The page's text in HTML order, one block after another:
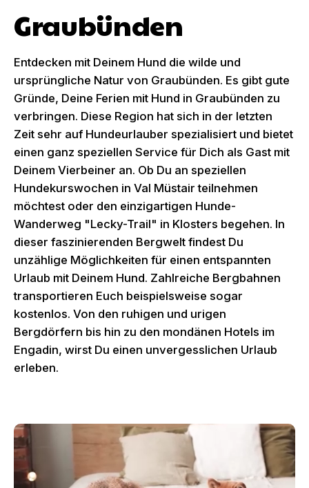
Graubünden
Entdecken mit Deinem Hund die wilde und
ursprüngliche Natur von Graubünden. Es gibt gute
Gründe, Deine Ferien mit Hund in Graubünden zu
verbringen. Diese Region hat sich in der letzten
Zeit sehr auf Hundeurlauber spezialisiert und bietet
einen ganz speziellen Service für Dich als Gast mit
Deinem Vierbeiner an. Ob Du an speziellen
Hundekurswochen in Val Müstair teilnehmen
möchtest oder den einzigartigen Hunde-
Wanderweg "Lecky-Trail" in Klosters begehen. In
dieser faszinierenden Bergwelt findest Du
unzählige Möglichkeiten für einen entspannten
Urlaub mit Deinem Hund. Zahlreiche Bergbahnen
transportieren Euch beispielsweise sogar
kostenlos. Von den ruhigen und urigen
Bergdörfern bis hin zu den mondänen Hotels im
Engadin, wirst Du einen unvergesslichen Urlaub
erleben.